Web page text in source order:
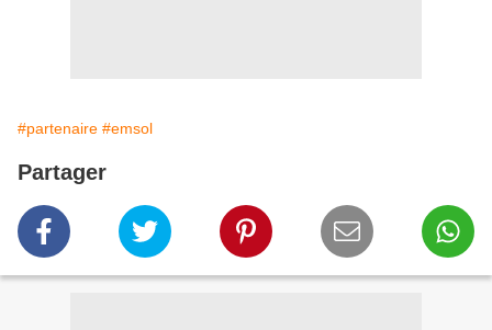
#partenaire #emsol
Partager